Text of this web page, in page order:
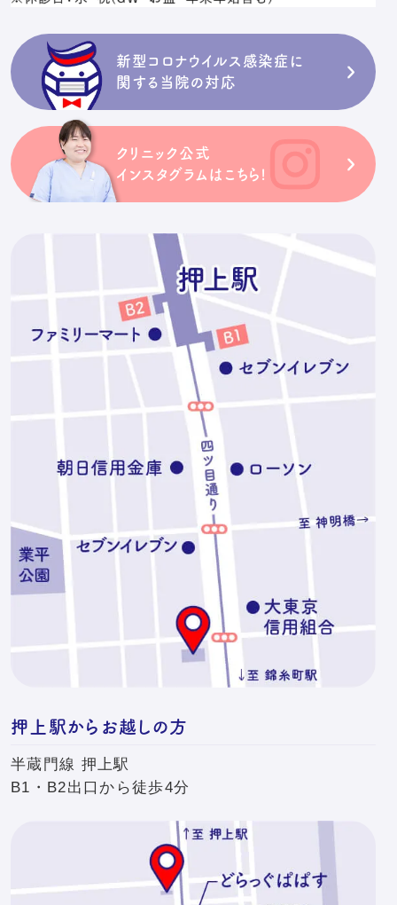
新型コロナウイルス感染症に
関する当院の対応
クリニック公式
インスタグラムはこちら!
押上駅からお越しの方
半蔵門線 押上駅
B1・B2出口から徒歩4分